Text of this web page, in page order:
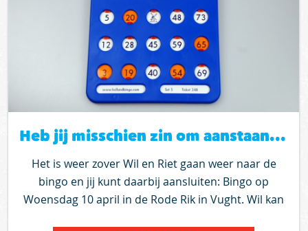
Heb jij misschien zin om aanstaande woensdag 10 april mee te gaan naar de bingo in Vught
Het is weer zover Wil en Riet gaan weer naar de
bingo en jij kunt daarbij aansluiten: Bingo op
Woensdag 10 april in de Rode Rik in Vught. Wil kan